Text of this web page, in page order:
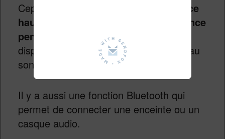
Cependant,
ne comptez pas utiliser ce
haut-parleur pour mettre de l’ambiance
pendant une soirée.Il s’agit d’un
dispositif pour une écoute à faible niveau
sonore.
Il y a aussi une fonction Bluetooth qui
permet de connecter une enceinte ou un
casque audio.